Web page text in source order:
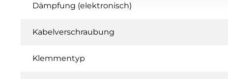
Dämpfung (elektronisch)
Kabelverschraubung
Klemmentyp